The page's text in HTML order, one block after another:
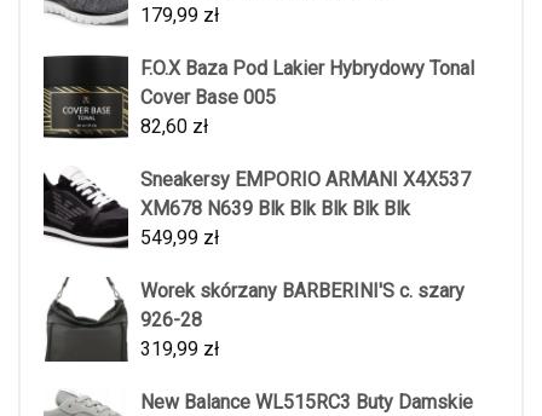
179,99 zł
F.O.X Baza Pod Lakier Hybrydowy Tonal
Cover Base 005
82,60 zł
Sneakersy EMPORIO ARMANI X4X537
XM678 N639 Blk Blk Blk Blk Blk
549,99 zł
Worek skórzany BARBERINI'S c. szary
926-28
319,99 zł
New Balance WL515RC3 Buty Damskie